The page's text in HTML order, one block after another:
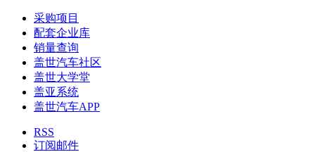
采购项目
配套企业库
销量查询
盖世汽车社区
盖世大学堂
盖亚系统
盖世汽车APP
RSS
订阅邮件